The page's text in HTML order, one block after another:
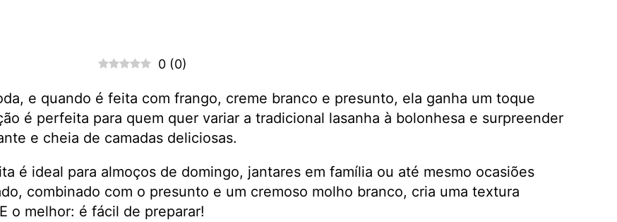
0 (0)
e quando é feita com frango, creme branco e presunto, ela ganha um toque
é perfeita para quem quer variar a tradicional lasanha à bolonhesa e surpreender
e cheia de camadas deliciosas.
é ideal para almoços de domingo, jantares em família ou até mesmo ocasiões
combinado com o presunto e um cremoso molho branco, cria uma textura
o melhor: é fácil de preparar!